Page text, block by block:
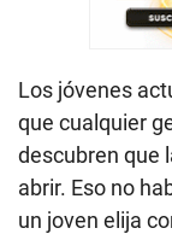
Los jóvenes
que cualquier
descubren que
abrir. Eso no
un joven elija